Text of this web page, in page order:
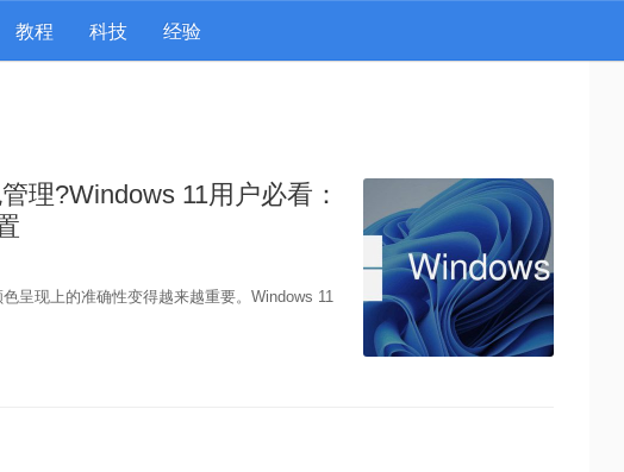
教程 科技 经验
理?Windows 11用户必看：
呈现上的准确性变得越来越重要。Windows 11